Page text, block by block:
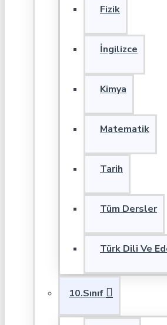
Fizik
İngilizce
Kimya
Matematik
Tarih
Tüm Dersler
Türk Dili Ve
10.Sınıf